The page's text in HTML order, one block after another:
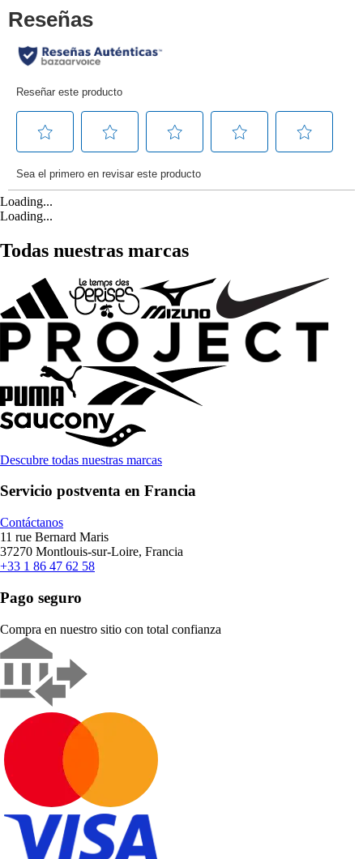
Loading...
Loading...
Todas nuestras marcas
Descubre todas nuestras marcas
Servicio postventa en Francia
Contáctanos
11 rue Bernard Maris
37270 Montlouis-sur-Loire, Francia
+33 1 86 47 62 58
Pago seguro
Compra en nuestro sitio con total confianza